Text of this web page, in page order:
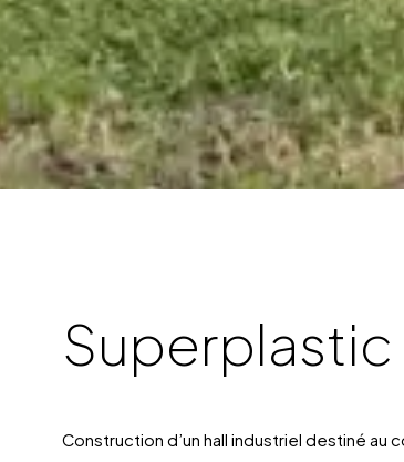
Superplastic
Construction d’un hall industriel destiné